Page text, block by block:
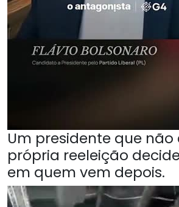
Um presidente que
própria reeleição
em quem vem depois.